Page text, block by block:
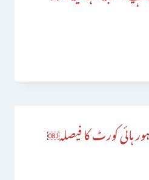
ہائی کورٹ کا فیصلہ￼